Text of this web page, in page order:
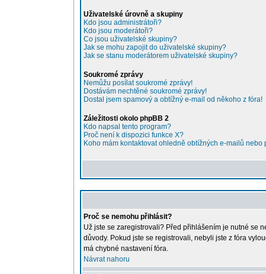
Uživatelské úrovně a skupiny
Kdo jsou administrátoři?
Kdo jsou moderátoři?
Co jsou uživatelské skupiny?
Jak se mohu zapojit do uživatelské skupiny?
Jak se stanu moderátorem uživatelské skupiny?
Soukromé zprávy
Nemůžu posílat soukromé zprávy!
Dostávám nechtěné soukromé zprávy!
Dostal jsem spamový a obtížný e-mail od někoho z fóra!
Záležitosti okolo phpBB 2
Kdo napsal tento program?
Proč není k dispozici funkce X?
Koho mám kontaktovat ohledně obtížných e-mailů nebo
Proč se nemohu přihlásit?
Už jste se zaregistrovali? Před přihlášením je nutné se
důvody. Pokud jste se registrovali, nebyli jste z fóra
má chybné nastavení fóra.
Návrat nahoru